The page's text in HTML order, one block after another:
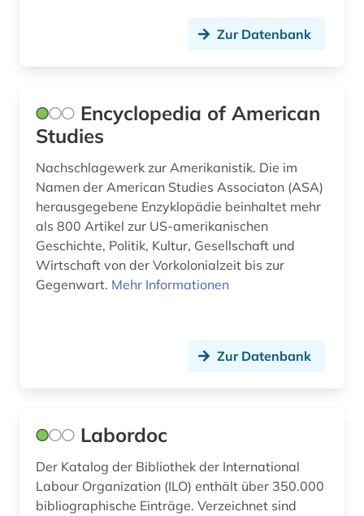
mitteleuropa (1)
musik (2)
nachhaltiges management (1)
nachhaltigkeit (1)
nachricht (2)
nachrichten (3)
nordamerika (1)
oecd (6)
oecd-staaten (1)
Zur Datenbank
Encyclopedia of American
Studies
Nachschlagewerk zur Amerikanistik. Die im
Namen der American Studies Associaton (ASA)
herausgegebene Enzyklopädie beinhaltet mehr
als 800 Artikel zur US-amerikanischen
Geschichte, Politik, Kultur, Gesellschaft und
Wirtschaft von der Vorkolonialzeit bis zur
Gegenwart. Mehr Informationen
Zur Datenbank
Labordoc
Der Katalog der Bibliothek der International
Labour Organization (ILO) enthält über 350.000
bibliographische Einträge. Verzeichnet sind